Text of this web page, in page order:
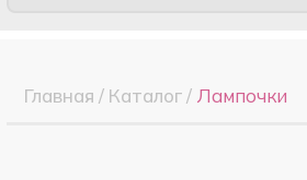
Главная / Каталог/ Лампочки